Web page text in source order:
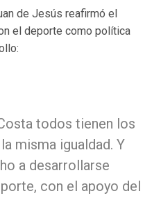
de Jesús reafirmó el
el deporte como política
todos tienen los
misma igualdad. Y
a desarrollarse
con el apoyo del